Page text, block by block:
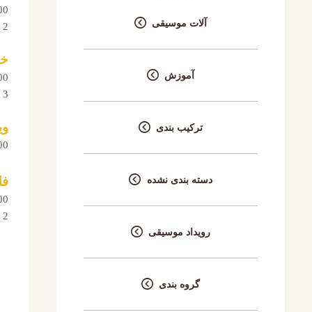
2
3
2
آلات موسیقی
آموزش
ترکیب بندی
دسته بندی نشده
رویداد موسیقی
گروه بندی